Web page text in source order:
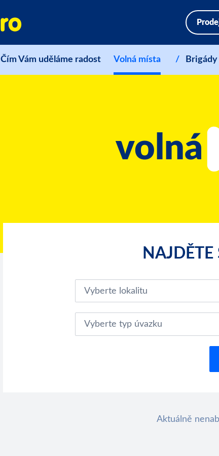
Čím Vám uděláme radost Volná místa Brigády
volná
NAJDĚTE
Vyberte lokalitu
Vyberte typ úvazku
Aktuálně